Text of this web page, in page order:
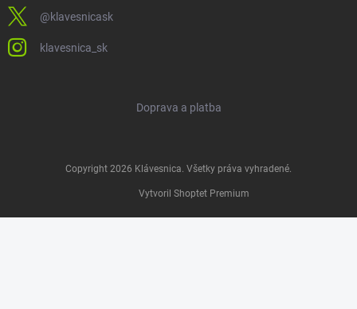
@klavesnicask
klavesnica_sk
Doprava a platba
Vytvoril Shoptet Premium
Copyright 2026 Klávesnica . Všetky práva vyhradené.